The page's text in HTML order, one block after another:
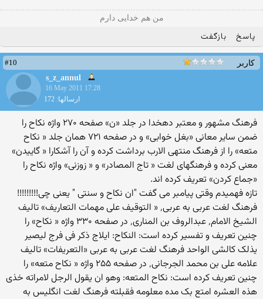
من هم خدایی دارم
پاسخ بازگفت
کاربر
#10
s_z_annul
16 May 2011 17:28
ارسالها: 172
فرهنگ مشهور و معتبر دهخدا در جلد «ن» صفحه ۲۷۰ واژه نکاح را
ضمن سایر معانی «بغل خوابی» و در صفحه ۷۲۱ همان جلد « نکاح
متعه» را از فرهنگ منتهی الارب برداشت کرده و آن را آشکارا « گاییدن»
معنی کرده و فرهنگهای لغت « تاج المصادر» و « زوزنی» واژه نکاح را
«جماع کردن» تعریف کرده اند.
تازه فهمیدم وقتی پیامبر می گفت "ان نكاح و سنتی " یعنی چی!!!!!!!!!
فرهنگ لغت عربی به عربی٬ « التوقیف علی مهمات التعاریف» تالیف
الشیخ الامام٬ عبدالروف بن المناری٬ در صفحه ۳۳۰ واژه « نکاح» را
چنین تعریف و تفسیر کرده است: النکاح: ایلاج ذکر فی فرج لیصیر
یذلک کالشی الواحد فرهنگ لغت عربی به عربی «التعریفات» تالیف
علامه علی بن محمد الجرجانی٬ در صفحه ۲۵۵ واژه « نکاح متعه» را
چنین تعریف کرده است: نکاح المتعه: وهو ان یقول الرجل لامراته خذی
هذه العشره امتع بک مده معلومه فقبلته فرهنگ لغت انگلیس به